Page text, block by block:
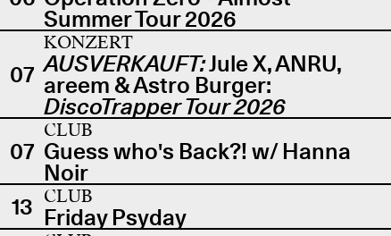
Summer Tour 2026
07
KONZERT
AUSVERKAUFT:Jule X, ANRU,
areem & Astro Burger:
DiscoTrapper Tour 2026
07
CLUB
Guess who's Back?! w/ Hanna
Noir
13 CLUB
Friday Psyday